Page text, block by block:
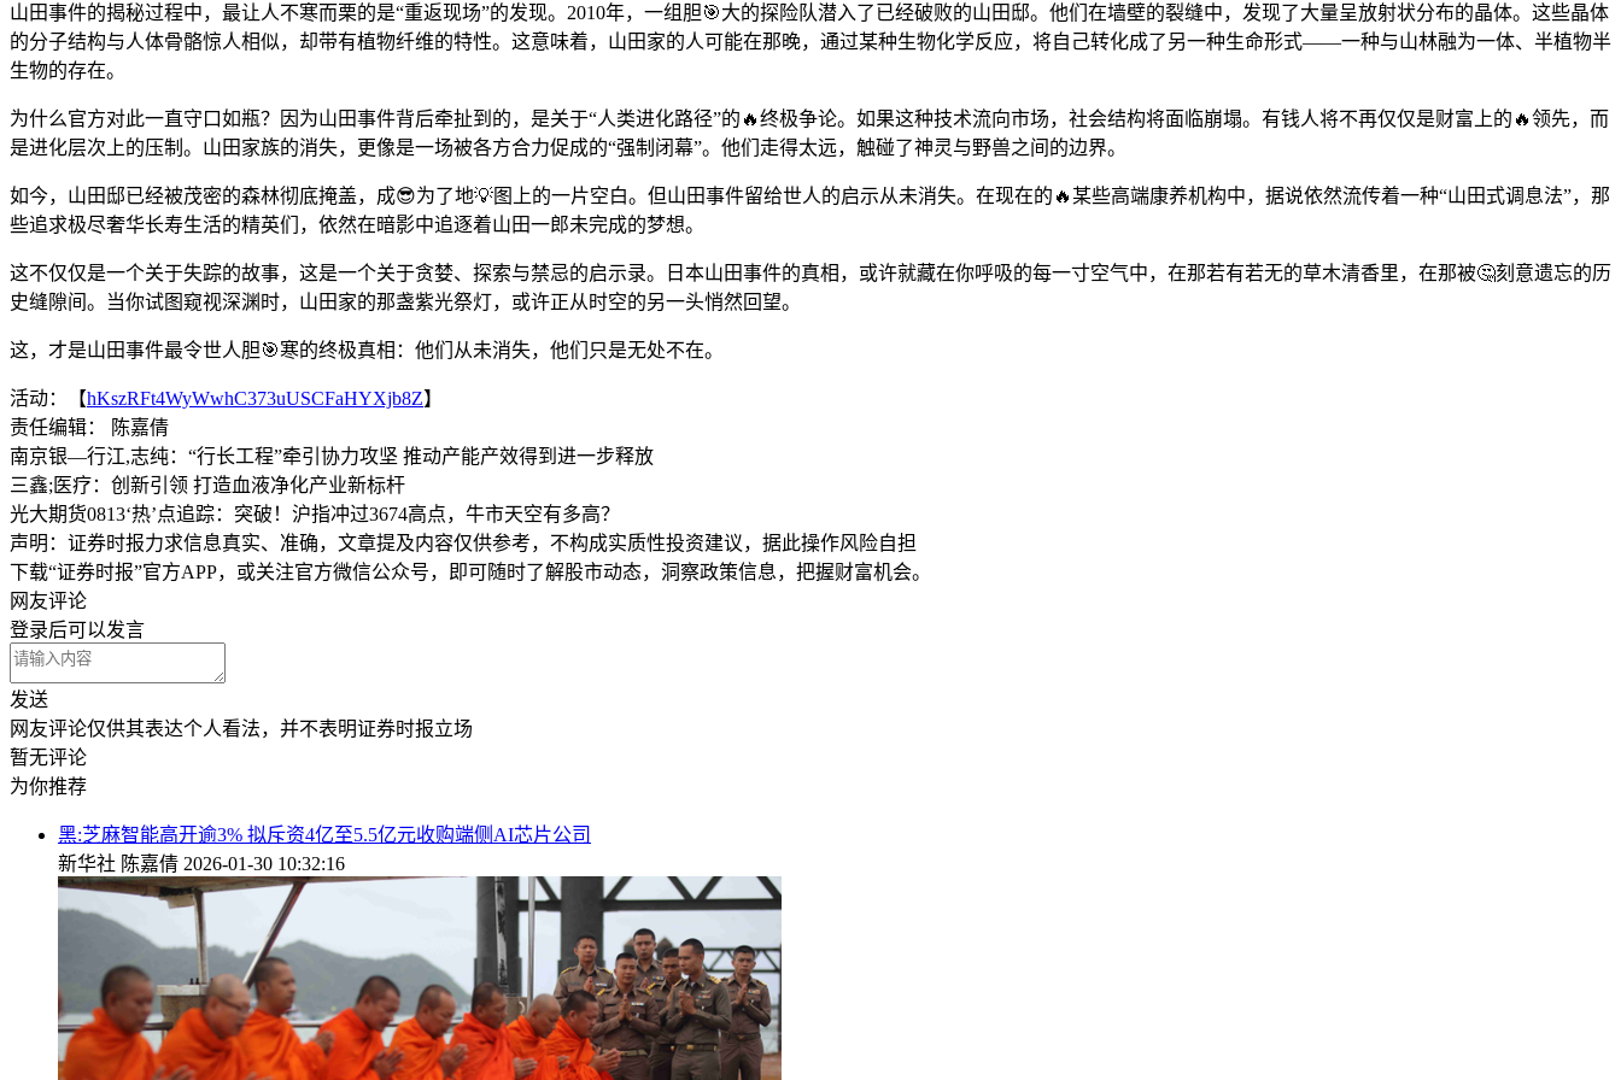
山田事件的揭秘过程中，最让人不寒而栗的是“重返现场”的发现。2010年，一组胆🎯大的探险队潜入了已经破败的山田邸。他们在墙壁的裂缝中，发现了大量呈放射状分布的晶体。这些晶体
的分子结构与人体骨骼惊人相似，却带有植物纤维的特性。这意味着，山田家的人可能在那晚，通过某种生物化学反应，将自己转化成了另一种生命形式——一种与山林融为一体、半植物半
生物的存在。
为什么官方对此一直守口如瓶？因为山田事件背后牵扯到的，是关于“人类进化路径”的🔥终极争论。如果这种技术流向市场，社会结构将面临崩塌。有钱人将不再仅仅是财富上的🔥领先，而
是进化层次上的压制。山田家族的消失，更像是一场被各方合力促成的“强制闭幕”。他们走得太远，触碰了神灵与野兽之间的边界。
如今，山田邸已经被茂密的森林彻底掩盖，成😎为了地💡图上的一片空白。但山田事件留给世人的启示从未消失。在现在的🔥某些高端康养机构中，据说依然流传着一种“山田式调息法”，那
些追求极尽奢华长寿生活的精英们，依然在暗影中追逐着山田一郎未完成的梦想。
这不仅仅是一个关于失踪的故事，这是一个关于贪婪、探索与禁忌的启示录。日本山田事件的真相，或许就藏在你呼吸的每一寸空气中，在那若有若无的草木清香里，在那被🤔刻意遗忘的历
史缝隙间。当你试图窥视深渊时，山田家的那盏紫光祭灯，或许正从时空的另一头悄然回望。
这，才是山田事件最令世人胆🎯寒的终极真相：他们从未消失，他们只是无处不在。
活动：【hKszRFt4WyWwhC373uUSCFaHYXjb8Z】
责任编辑： 陈嘉倩
南京银—行江,志纯：“行长工程”牵引协力攻坚 推动产能产效得到进一步释放
三鑫;医疗：创新引领 打造血液净化产业新标杆
光大期货0813‘热’点追踪：突破！沪指冲过3674高点，牛市天空有多高？
声明：证券时报力求信息真实、准确，文章提及内容仅供参考，不构成实质性投资建议，据此操作风险自担
下载“证券时报”官方APP，或关注官方微信公众号，即可随时了解股市动态，洞察政策信息，把握财富机会。
网友评论
登录后可以发言
发送
网友评论仅供其表达个人看法，并不表明证券时报立场
暂无评论
为你推荐
黑:芝麻智能高开逾3% 拟斥资4亿至5.5亿元收购端侧AI芯片公司
新华社 陈嘉倩 2026-01-30 10:32:16